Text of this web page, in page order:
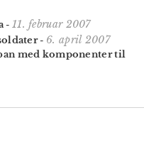
- 11. februar 2007
- 6. april 2007
med komponenter til